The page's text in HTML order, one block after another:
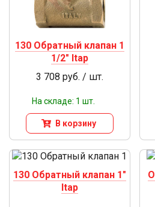
130 Обратный клапан 1
1/2" Itap
3 708 руб. / шт.
На складе: 1 шт.
В корзину
130 Обратный клапан 1"
Itap